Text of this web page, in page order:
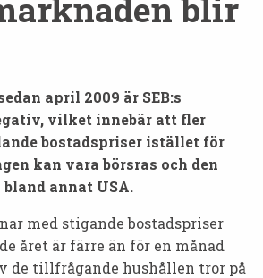
april 2009 är SEB:s
vilket innebär att fler
bostadspriser istället för
kan vara börsras och den
annat USA.
med stigande bostadspriser
året är färre än för en månad
de tillfrågande hushållen tror på